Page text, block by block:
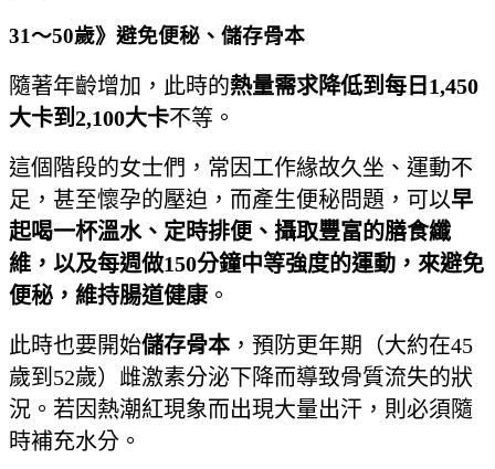
31～50歲》避免便秘、儲存骨本
隨著年齡增加，此時的熱量需求降低到每日1,450
大卡到2,100大卡不等。
這個階段的女士們，常因工作緣故久坐、運動不
足，甚至懷孕的壓迫，而產生便秘問題，可以早
起喝一杯溫水、定時排便、攝取豐富的膳食纖
維，以及每週做150分鐘中等強度的運動，來避免
便秘，維持腸道健康 。
此時也要開始儲存骨本，預防更年期（大約在45
歲到52歲）雌激素分泌下降而導致骨質流失的狀
況。若因熱潮紅現象而出現大量出汗，則必須隨
時補充水分。